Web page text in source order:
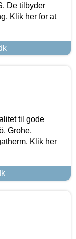
De tilbyder
Klik her for at
til gode
Grohe,
Klik her